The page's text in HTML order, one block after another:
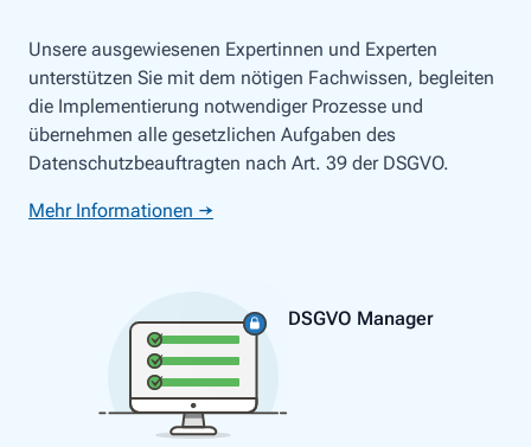
Unsere ausgewiesenen Expertinnen und Experten
unterstützen Sie mit dem nötigen Fachwissen, begleiten
die Implementierung notwendiger Prozesse und
übernehmen alle gesetzlichen Aufgaben des
Datenschutzbeauftragten nach Art. 39 der DSGVO.
Mehr Informationen →
DSGVO Manager